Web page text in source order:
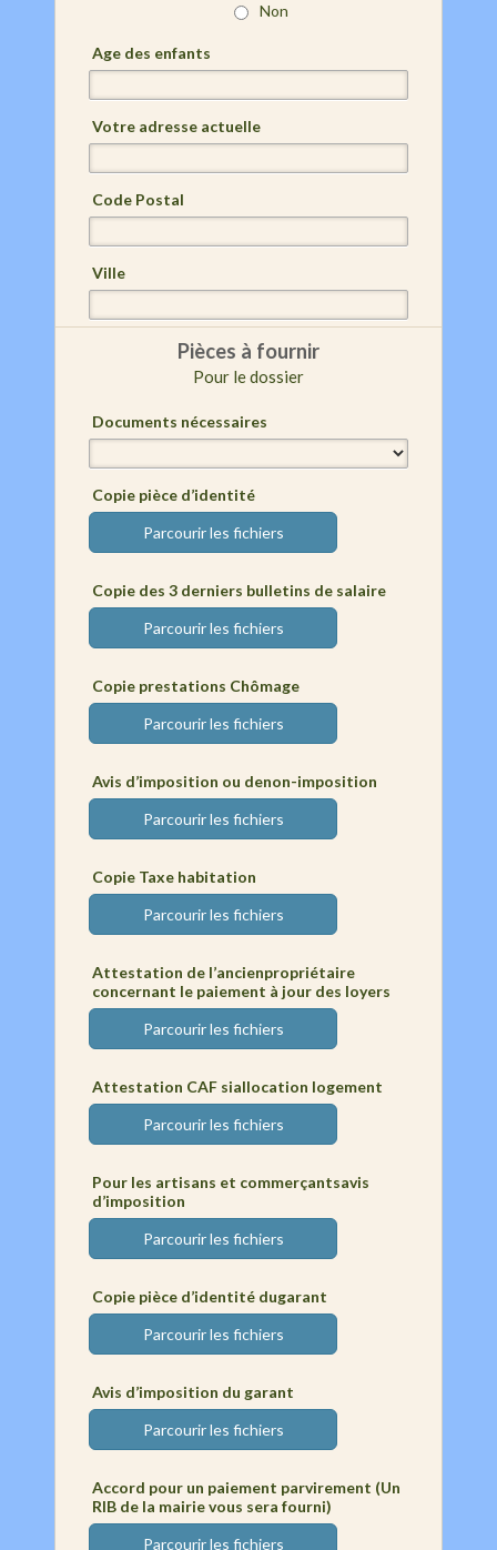
Non
Age des enfants
Votre adresse actuelle
Code Postal
Ville
Pièces à fournir
Pour le dossier
Documents nécessaires
Copie pièce d’identité
Parcourir les fichiers
Copie des 3 derniers bulletins de salaire
Parcourir les fichiers
Copie prestations Chômage
Parcourir les fichiers
Avis d’imposition ou denon-imposition
Parcourir les fichiers
Copie Taxe habitation
Parcourir les fichiers
Attestation de l’ancienpropriétaire
concernant le paiement à jour des loyers
Parcourir les fichiers
Attestation CAF siallocation logement
Parcourir les fichiers
Pour les artisans et commerçantsavis
d’imposition
Parcourir les fichiers
Copie pièce d’identité dugarant
Parcourir les fichiers
Avis d’imposition du garant
Parcourir les fichiers
Accord pour un paiement parvirement (Un
RIB de la mairie vous sera fourni)
Parcourir les fichiers